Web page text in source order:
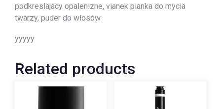
podkreslajacy opalenizne, vianek pianka do mycia
twarzy, puder do włosów
yyyyy
Related products